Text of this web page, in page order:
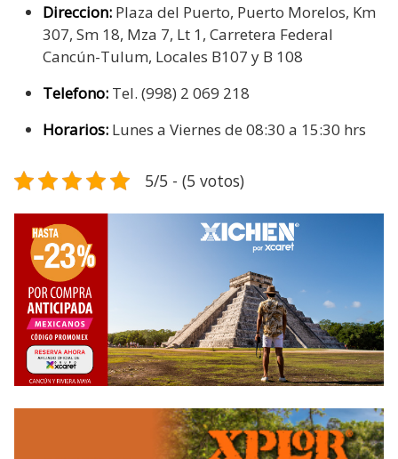
Direccion: Plaza del Puerto, Puerto Morelos, Km
307, Sm 18, Mza 7, Lt 1, Carretera Federal
Cancún-Tulum, Locales B107 y B 108
Telefono: Tel. (998) 2 069 218
Horarios: Lunes a Viernes de 08:30 a 15:30 hrs
5/5 - (5 votos)